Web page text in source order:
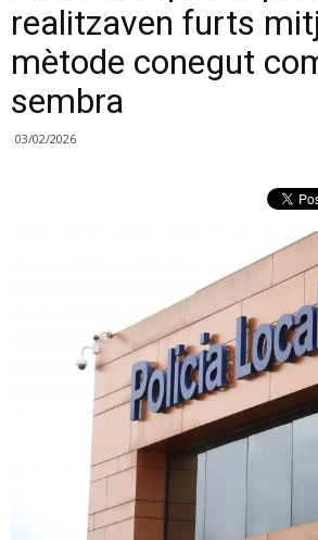
realitzaven furts
mètode conegut
sembra
03/02/2026